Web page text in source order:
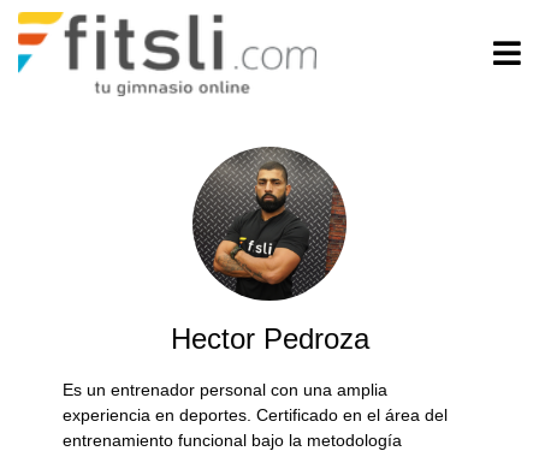
Hector Pedroza
Es un entrenador personal con una amplia
experiencia en deportes. Certificado en el área del
entrenamiento funcional bajo la metodología